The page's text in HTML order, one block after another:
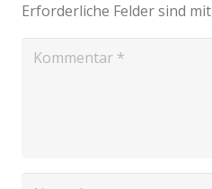
Erforderliche Felder sind mit